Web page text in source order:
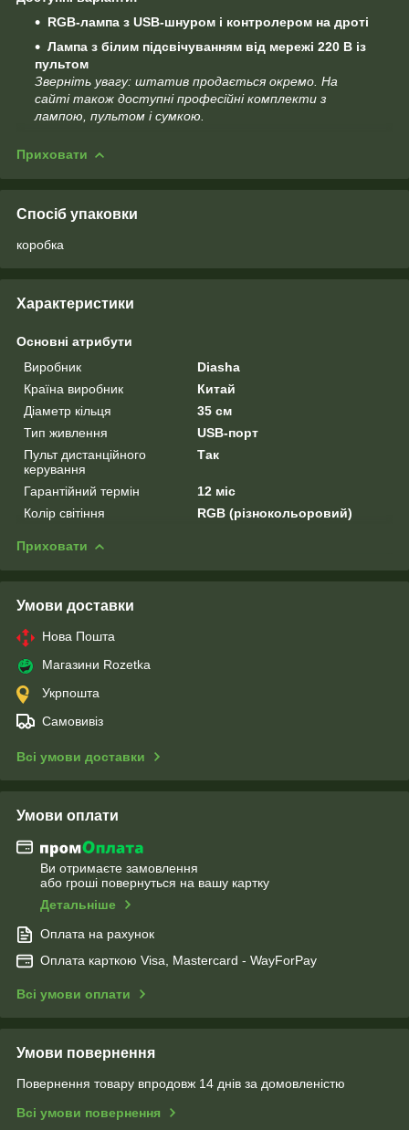
RGB-лампа з USB-шнуром і контролером на дроті
Лампа з білим підсвічуванням від мережі 220 В із
пультом
Зверніть увагу: штатив продається окремо. На
сайті також доступні професійні комплекти з
лампою, пультом і сумкою.
Приховати
Спосіб упаковки
коробка
Характеристики
Основні атрибути
Виробник
Diasha
Країна виробник
Китай
Діаметр кільця
35 см
Тип живлення
USB-порт
Пульт дистанційного
керування
Так
Гарантійний термін
12 міс
Колір світіння
RGB (різнокольоровий)
Приховати
Умови доставки
Нова Пошта
Магазини Rozetka
Укрпошта
Самовивіз
Всі умови доставки
Умови оплати
Ви отримаєте замовлення
або гроші повернуться на вашу картку
Детальніше
Оплата на рахунок
Оплата карткою Visa, Mastercard - WayForPay
Всі умови оплати
Умови повернення
Повернення товару впродовж 14 днів за домовленістю
Всі умови повернення